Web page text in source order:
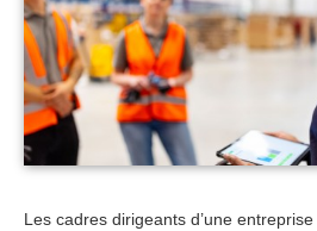
Les cadres dirigeants d’une